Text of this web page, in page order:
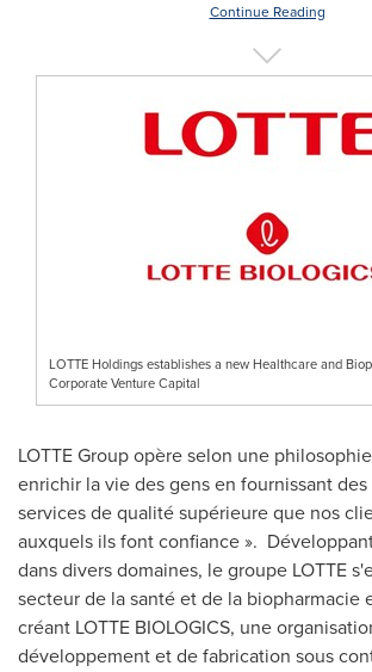
Continue Reading
LOTTE Holdings establishes a new Healthcare and
Corporate Venture Capital
LOTTE Group opère selon une
enrichir la vie des gens en fournissant
services de qualité supérieure que nos
auxquels ils font confiance ».
dans divers domaines, le groupe LOTTE
secteur de la santé et de la biopharmacie
créant LOTTE BIOLOGICS, une
développement et de fabrication sous